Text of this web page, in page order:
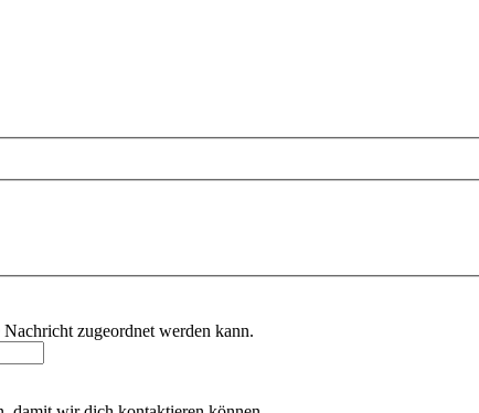
zugeordnet werden kann.